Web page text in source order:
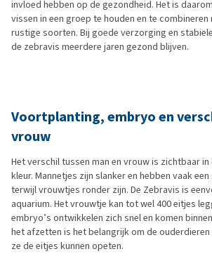
invloed hebben op de gezondheid. Het is
vissen in een groep te houden en te
rustige soorten. Bij goede verzorging en
de zebravis meerdere jaren gezond blijven.
Voortplanting, embryo en
vrouw
Het verschil tussen man en vrouw is zichtbaar
kleur. Mannetjes zijn slanker en hebben vaak
terwijl vrouwtjes ronder zijn. De Zebravis is
aquarium. Het vrouwtje kan tot wel 400 eitjes
embryo’s ontwikkelen zich snel en komen
het afzetten is het belangrijk om de
ze de eitjes kunnen opeten.